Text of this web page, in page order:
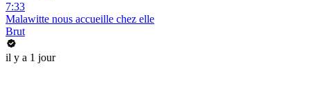
7:33
Malawitte nous accueille chez elle
Brut
il y a 1 jour